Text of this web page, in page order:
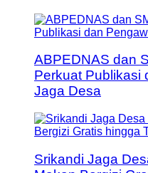
ABPEDNAS dan
Perkuat Publikasi
Jaga Desa
Srikandi Jaga